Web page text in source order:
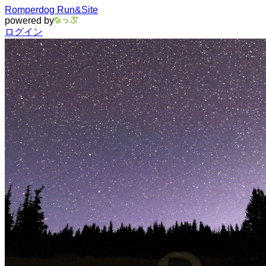
Romperdog Run&Site
powered by
ログイン